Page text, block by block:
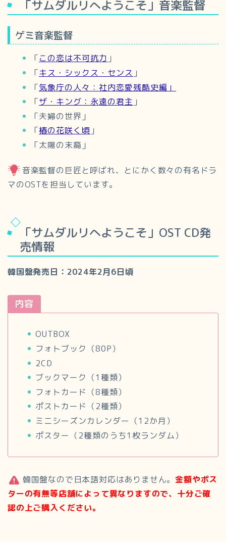
「サムダルリへようこそ」音楽監督
ゲミ音楽監督
「この恋は不可抗力 」
「キス・シックス・センス 」
「気象庁の人々：社内恋愛残酷史編」
「ザ・キング：永遠の君主 」
「夫婦の世界」
「椿の花咲く頃 」
「太陽の末裔」
音楽監督の巨匠と呼ばれ、とにかく数々の有名ドラ
マのOSTを担当しています。
「サムダルリへようこそ」OST CD発
売情報
韓国盤発売日：2024年2月6日頃
内容
OUTBOX
フォトブック（80P）
2CD
ブックマーク（1種類）
フォトカード（8種類）
ポストカード（2種類）
ミニシーズンカレンダー（12か月）
ポスター（2種類のうち1枚ランダム）
韓国盤なので日本語対応はありません。金額やポス
ターの有無等店舗によって異なりますので、十分ご確
認の上ご購入ください。